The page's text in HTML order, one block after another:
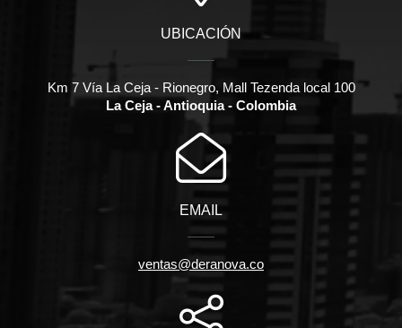
UBICACIÓN
Km 7 Vía La Ceja - Rionegro, Mall Tezenda local 100
La Ceja - Antioquia - Colombia
EMAIL
ventas@deranova.co